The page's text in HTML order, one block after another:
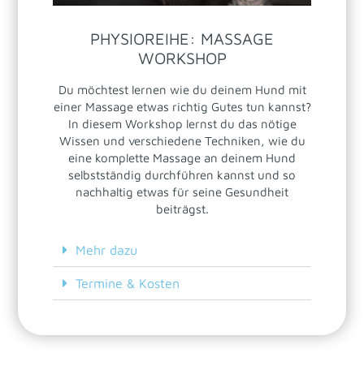
PHYSIOREIHE: MASSAGE
WORKSHOP
Du möchtest lernen wie du deinem Hund mit
einer Massage etwas richtig Gutes tun kannst?
In diesem Workshop lernst du das nötige
Wissen und verschiedene Techniken, wie du
eine komplette Massage an deinem Hund
selbstständig durchführen kannst und so
nachhaltig etwas für seine Gesundheit
beiträgst.
Mehr dazu
Termine & Kosten